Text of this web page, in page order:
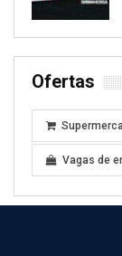
Ofertas
Vagas de